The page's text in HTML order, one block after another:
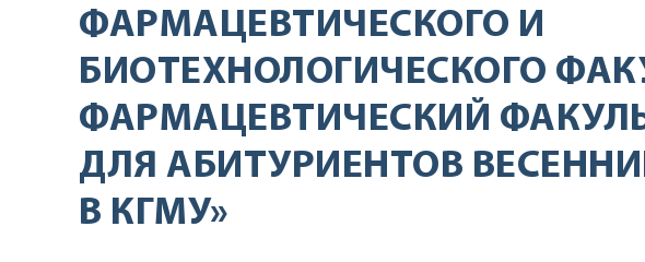
ФАРМАЦЕВТИЧЕСКОГО И
БИОТЕХНОЛОГИЧЕСКОГО
ФАРМАЦЕВТИЧЕСКИЙ
ДЛЯ АБИТУРИЕНТОВ
В КГМУ»